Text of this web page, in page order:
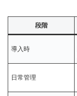
段階
導入時
日常管理